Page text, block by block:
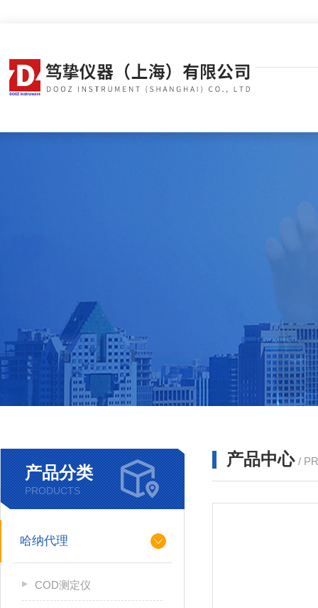
产品分类
PRODUCTS
哈纳代理
COD测定仪
产品中心 /